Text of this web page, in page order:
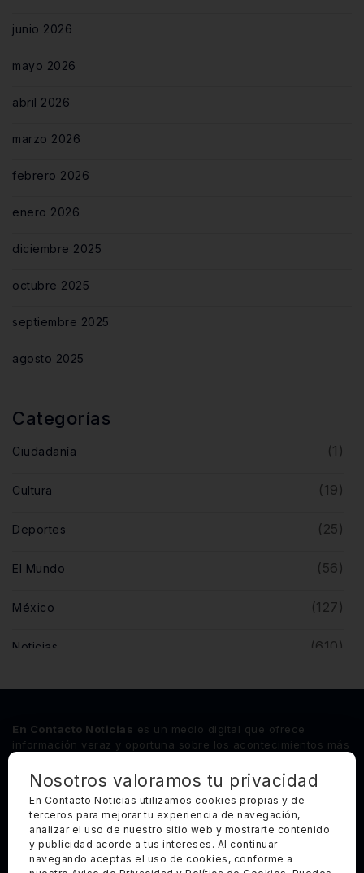
junio 2026
mayo 2026
abril 2026
marzo 2026
febrero 2026
enero 2026
diciembre 2025
octubre 2025
septiembre 2025
agosto 2025
Categorías
Ciudadanía (1)
Cultura (19)
Deportes (25)
El Mundo (56)
México (127)
Noticias (610)
(5)
Querétaro
En Contacto Noticias es un medio digital que ofrece
información veraz y oportuna sobre los acontecimientos más
principales sucesos nacionales e internacionales.
Síguenos
Categorías Principales
Nosotros valoramos tu privacidad
En Contacto Noticias utilizamos cookies propias y de
terceros para mejorar tu experiencia de navegación,
analizar el uso de nuestro sitio web y mostrarte contenido
y publicidad acorde a tus intereses. Al continuar
navegando aceptas el uso de cookies, conforme a